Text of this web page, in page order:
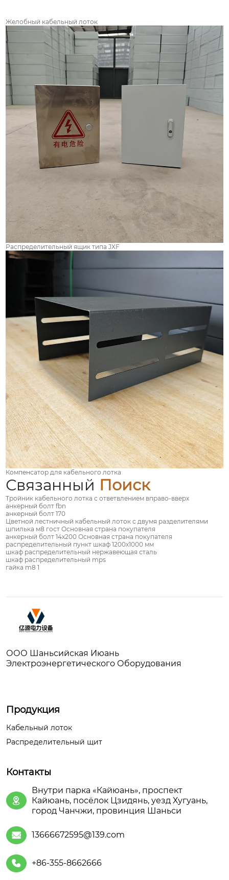
Желобный кабельный лоток
Распределительный ящик типа JXF
Компенсатор для кабельного лотка
Связанный Поиск
Тройник кабельного лотка с ответвлением вправо-вверх
анкерный болт fbn
анкерный болт 170
Цветной лестничный кабельный лоток с двумя разделителями
шпилька м8 гост Основная страна покупателя
анкерный болт 14х200 Основная страна покупателя
распределительный пункт шкаф 1200х1000 мм
шкаф распределительный нержавеющая сталь
шкаф распределительный mps
гайка m8 1
ООО Шаньсийская Июань
Электроэнергетического Оборудования
Продукция
Кабельный лоток
Распределительный щит
Контакты

Внутри парка «Кайюань», проспект
Кайюань, посёлок Цзидянь, уезд Хугуань,
город Чанчжи, провинция Шаньси
 13666672595@139.com
 +86-355-8662666